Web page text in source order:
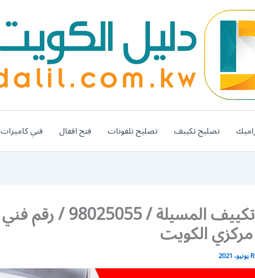
تصليح تكييف تصليح تلفونات فتح اقفال فني كاميرات
تركيب تكييف المسيلة / 98025055 / رقم فني
الكويت